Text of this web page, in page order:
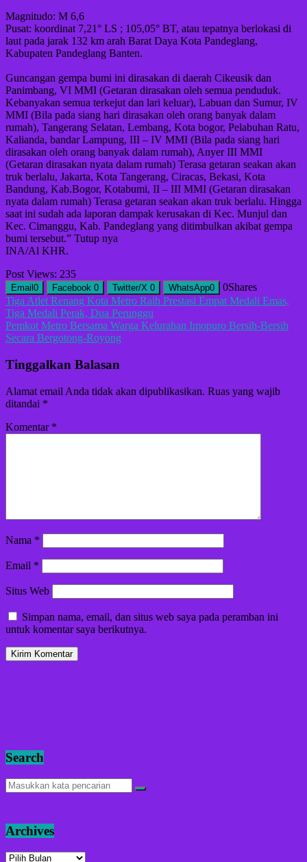
Magnitudo: M 6,6
Pusat: koordinat 7,21° LS ; 105,05° BT, atau tepatnya berlokasi di
laut pada jarak 132 km arah Barat Daya Kota Pandeglang,
Kabupaten Pandeglang Banten.
Guncangan gempa bumi ini dirasakan di daerah Cikeusik dan
Panimbang, VI MMI (Getaran dirasakan oleh semua penduduk.
Kebanyakan semua terkejut dan lari keluar), Labuan dan Sumur, IV
MMI (Bila pada siang hari dirasakan oleh orang banyak dalam
rumah), Tangerang Selatan, Lembang, Kota bogor, Pelabuhan Ratu,
Kalianda, bandar Lampung, III – IV MMI (Bila pada siang hari
dirasakan oleh orang banyak dalam rumah), Anyer III MMI
(Getaran dirasakan nyata dalam rumah) Terasa getaran seakan akan
truk berlalu, Jakarta, Kota Tangerang, Ciracas, Bekasi, Kota
Bandung, Kab.Bogor, Kotabumi, II – III MMI (Getaran dirasakan
nyata dalam rumah) Terasa getaran seakan akan truk berlalu. Hingga
saat ini sudah ada laporan dampak kerusakan di Kec. Munjul dan
Kec. Cimanggu, Kab. Pandeglang yang ditimbulkan akibat gempa
bumi tersebut.” Tutup nya
INA/Al KHR.
Post Views: 235
Email 0 Facebook 0 Twitter/X 0 WhatsApp0 0Shares
Navigasi
pos
Tiga Atlet Renang Kota Metro Raih Prestasi Empat Medali Emas,
Tiga Medali Perak, Dua Perunggu
Pemkot Metro Bersama Warga Kelurahan Imopuro Bersih-Bersih
Secara Bergotong-Royong
Tinggalkan Balasan
Alamat email Anda tidak akan dipublikasikan. Ruas yang wajib
ditandai *
Komentar *
Nama *
Email *
Situs Web
Simpan nama, email, dan situs web saya pada peramban ini
untuk komentar saya berikutnya.
Search
Archives
Archives